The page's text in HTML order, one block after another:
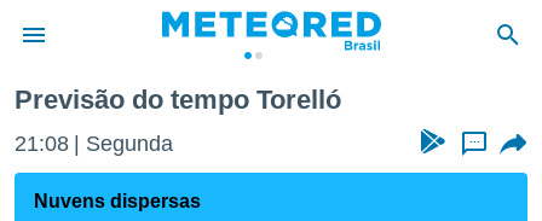
da
Previsão do tempo Torelló
21:08 Segunda ...
Nuvens dispersas